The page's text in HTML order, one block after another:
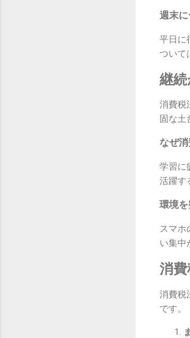
週末
平日に
ついて
継
消費税
固な土
なぜ
学習に
活躍す
環境
スマホ
い集中
消
消費税
です。